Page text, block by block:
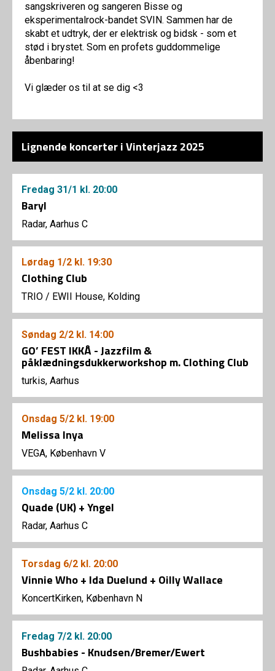
sangskriveren og sangeren Bisse og
eksperimentalrock-bandet SVIN. Sammen har de
skabt et udtryk, der er elektrisk og bidsk - som et
stød i brystet. Som en profets guddommelige
åbenbaring!
Vi glæder os til at se dig <3
Lignende koncerter i Vinterjazz 2025
Fredag 31/1 kl. 20:00
Baryl
Radar, Aarhus C
Lørdag 1/2 kl. 19:30
Clothing Club
TRIO / EWII House, Kolding
Søndag 2/2 kl. 14:00
GO’ FEST IKKÅ - Jazzfilm &
påklædningsdukkerworkshop m. Clothing Club
turkis, Aarhus
Onsdag 5/2 kl. 19:00
Melissa Inya
VEGA, København V
Onsdag 5/2 kl. 20:00
Quade (UK) + Yngel
Radar, Aarhus C
Torsdag 6/2 kl. 20:00
Vinnie Who + Ida Duelund + Oilly Wallace
KoncertKirken, København N
Fredag 7/2 kl. 20:00
Bushbabies - Knudsen/Bremer/Ewert